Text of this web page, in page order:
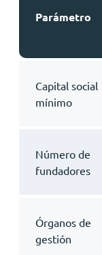
Parámetro
Capital social
mínimo
Número de
fundadores
Órganos de
gestión